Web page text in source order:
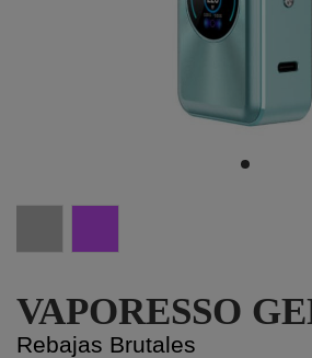
VAPORESSO
Rebajas Brutales